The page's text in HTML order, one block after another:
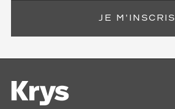
JE M'INSCRIS